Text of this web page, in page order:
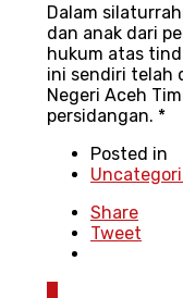
Dalam
dan anak dari
hukum atas
ini sendiri telah
Negeri Aceh
persidangan. *
Posted in
Share
Tweet